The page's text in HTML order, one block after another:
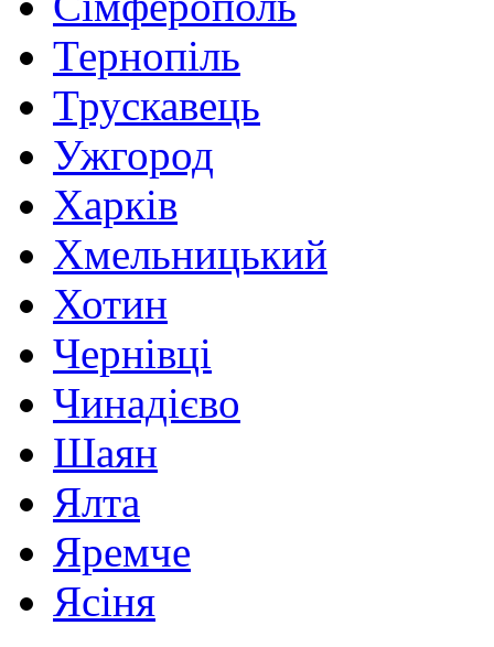
Тернопіль
Трускавець
Ужгород
Харків
Хмельницький
Хотин
Чернівці
Чинадієво
Шаян
Ялта
Яремче
Ясіня